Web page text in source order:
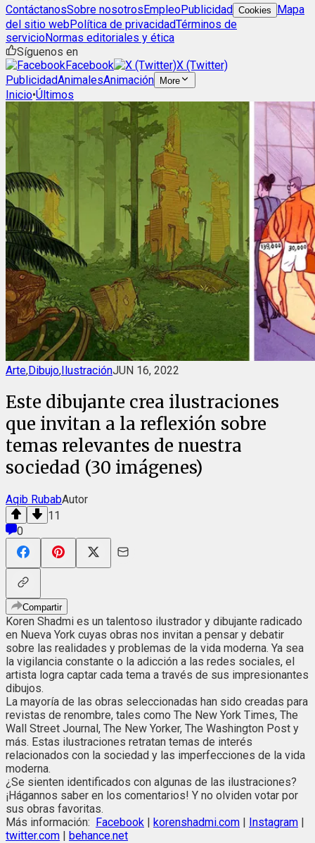
ContáctanosSobre nosotrosEmpleoPublicidad Cookies
Mapa
del sitio webPolítica de privacidadTérminos de
servicioNormas editoriales y ética
Síguenos en
Facebook
X (Twitter)
PublicidadAnimalesAnimación More
Inicio•Últimos
Arte,Dibujo,IlustraciónJUN 16, 2022
Este dibujante crea ilustraciones
que invitan a la reflexión sobre
temas relevantes de nuestra
sociedad (30 imágenes)
Aqib RubabAutor
11
0
Compartir
Koren Shadmi es un talentoso ilustrador y dibujante radicado
en Nueva York cuyas obras nos invitan a pensar y debatir
sobre las realidades y problemas de la vida moderna. Ya sea
la vigilancia constante o la adicción a las redes sociales, el
artista logra captar cada tema a través de sus impresionantes
dibujos.
La mayoría de las obras seleccionadas han sido creadas para
revistas de renombre, tales como The New York Times, The
Wall Street Journal, The New Yorker, The Washington Post y
más. Estas ilustraciones retratan temas de interés
relacionados con la sociedad y las imperfecciones de la vida
moderna.
¿Se sienten identificados con algunas de las ilustraciones?
¡Hágannos saber en los comentarios! Y no olviden votar por
sus obras favoritas.
Más información: Facebook | korenshadmi.com | Instagram |
twitter.com | behance.net